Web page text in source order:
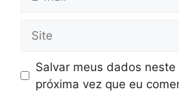
mail
Salvar meus dados
próxima vez que eu